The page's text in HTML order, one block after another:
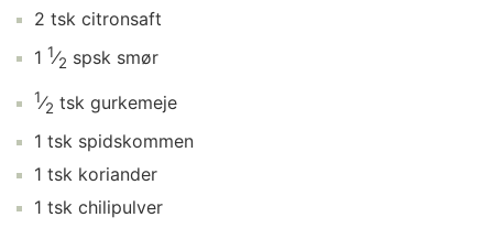
2 tsk citronsaft
1 1⁄2 spsk smør
1⁄2 tsk gurkemeje
1 tsk spidskommen
1 tsk koriander
1 tsk chilipulver